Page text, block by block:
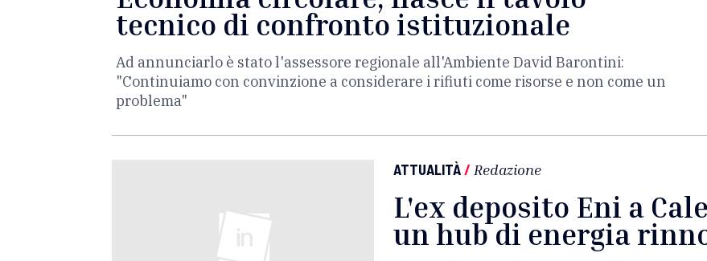
tecnico di confronto istituzionale
Ad annunciarlo è stato l'assessore regionale all'Ambiente David Barontini:
"Continuiamo con convinzione a considerare i rifiuti come risorse e non come un
problema"
ATTUALITÀ/ Redazione
L'ex deposito Eni a
un hub di energia